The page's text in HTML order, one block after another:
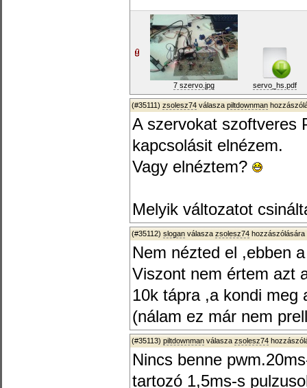
7 szervo.jpg servo_hs.pdf
(#35111) zsolesz74 válasza piltdownman
A szervokat szoftveres
kapcsolásit elnézem.
Vagy elnéztem?
Melyik változatot
(#35112) slogan válasza zsolesz74 hozzászólására
Nem nézted el ,ebben
Viszont nem értem azt
10k tápra ,a kondi meg
(nálam ez már nem
(#35113) piltdownman válasza zsolesz74
Nincs benne
tartozó 1,5ms-s